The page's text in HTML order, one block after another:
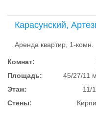
Карасунский,
Аренда квартир, 1-комн.
Комнат:
Площадь:
45/27/11
Этаж:
11/
Стены: